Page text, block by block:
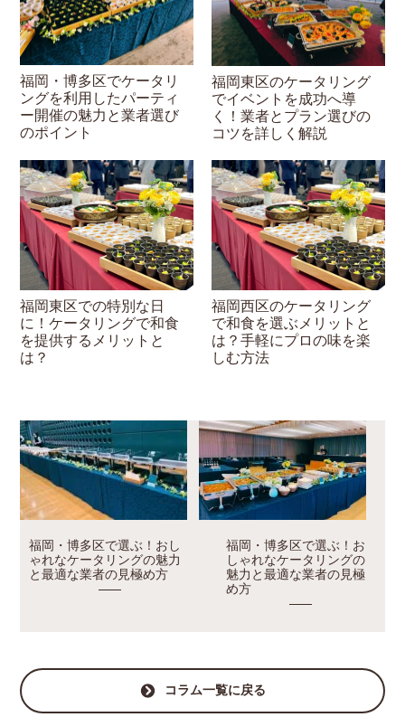
福岡・博多区でケータリ
ングを利用したパーティ
ー開催の魅力と業者選び
のポイント
福岡東区のケータリング
でイベントを成功へ導
く！業者とプラン選びの
コツを詳しく解説
福岡東区での特別な日
に！ケータリングで和食
を提供するメリットと
は？
福岡西区のケータリング
で和食を選ぶメリットと
は？手軽にプロの味を楽
しむ方法
福岡・博多区で選ぶ！おし
ゃれなケータリングの魅力
と最適な業者の見極め方
福岡・博多区で選ぶ！お
しゃれなケータリングの
魅力と最適な業者の見極
め方
コラム一覧に戻る